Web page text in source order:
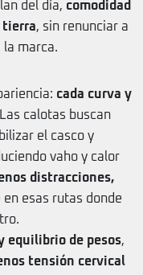
del día, comodidad
tierra, sin renunciar a
la marca.
cada curva y
calotas buscan
el casco y
vaho y calor
distracciones,
esas rutas donde
equilibrio de pesos,
tensión cervical